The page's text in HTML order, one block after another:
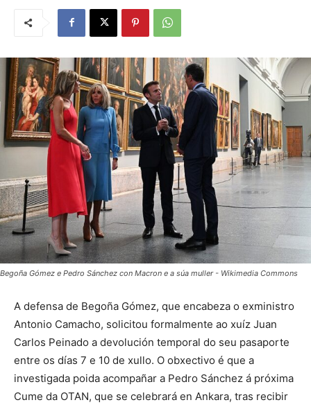
Begoña Gómez e Pedro Sánchez con Macron e a súa muller - Wikimedia Commons
A defensa de Begoña Gómez, que encabeza o exministro
Antonio Camacho, solicitou formalmente ao xuíz Juan
Carlos Peinado a devolución temporal do seu pasaporte
entre os días 7 e 10 de xullo. O obxectivo é que a
investigada poida acompañar a Pedro Sánchez á próxima
Cume da OTAN, que se celebrará en Ankara, tras recibir